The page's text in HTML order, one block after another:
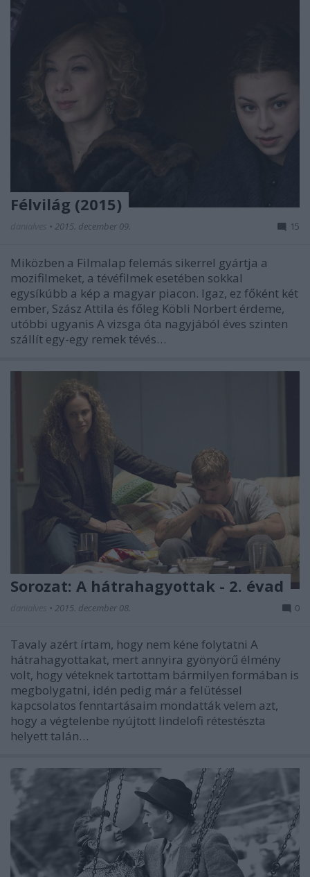
Félvilág (2015)
• 2015. december 09. 15
Miközben a Filmalap felemás sikerrel gyártja a
mozifilmeket, a tévéfilmek esetében sokkal
egysíkúbb a kép a magyar piacon. Igaz, ez főként két
ember, Szász Attila és főleg Köbli Norbert érdeme,
utóbbi ugyanis A vizsga óta nagyjából éves szinten
szállít egy-egy remek tévés…
Sorozat: A hátrahagyottak - 2. évad
• 2015. december 08. 0
Tavaly azért írtam, hogy nem kéne folytatni A
hátrahagyottakat, mert annyira gyönyörű élmény
volt, hogy véteknek tartottam bármilyen formában is
megbolygatni, idén pedig már a felütéssel
kapcsolatos fenntartásaim mondatták velem azt,
hogy a végtelenbe nyújtott lindelofi rétestészta
helyett talán…